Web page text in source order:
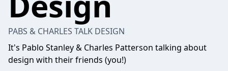
PABS & CHARLES TALK DESIGN
It's Pablo Stanley & Charles Patterson talking about
design with their friends (you!)